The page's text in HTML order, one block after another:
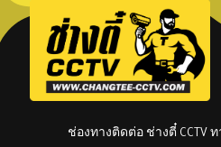
ช่องทางติดต่อ ช่างตี๋ CCTV ท